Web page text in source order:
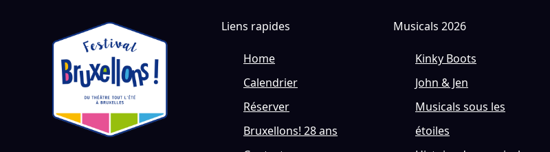
Liens rapides
Home
Calendrier
Réserver
Bruxellons! 28 ans
Musicals 2026
Kinky Boots
John & Jen
Musicals sous les
étoiles